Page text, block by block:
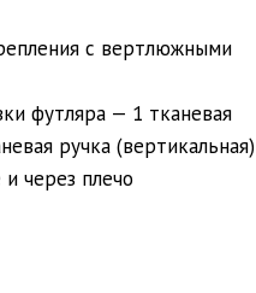
с вертлюжными
футляра — 1 тканевая
ручка (вертикальная)
через плечо